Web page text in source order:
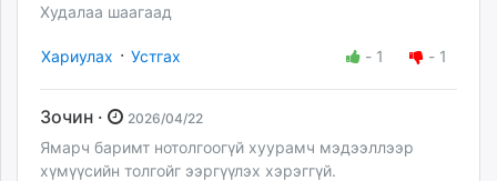
Худалаа шаагаад
Хариулах · Устгах - 1 - 1
Зочин · 2026/04/22
Ямарч баримт нотолгоогүй хуурамч мэдээллээр
хүмүүсийн толгойг ээргүүлэх хэрэггүй.